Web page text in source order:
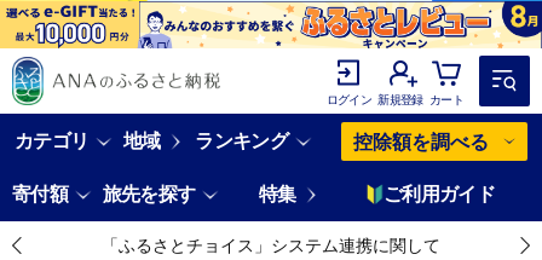
ログイン 新規登録 カート
カテゴリ 地域 ランキング 控除額を調べる
寄付額 旅先を探す 特集 ご利用ガイド
「ふるさとチョイス」システム連携に関して